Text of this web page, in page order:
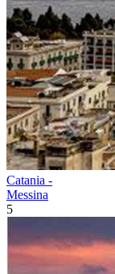
Catania -
Messina
5